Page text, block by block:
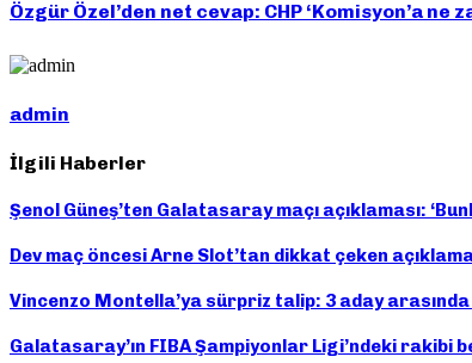
Özgür Özel’den net cevap: CHP ‘Komisyon’a ne
admin
İlgili Haberler
Şenol Güneş’ten Galatasaray maçı açıklaması:
Dev maç öncesi Arne Slot’tan dikkat çeken
Vincenzo Montella’ya sürpriz talip: 3 aday arasında
Galatasaray’ın FIBA Şampiyonlar Ligi’ndeki rakibi